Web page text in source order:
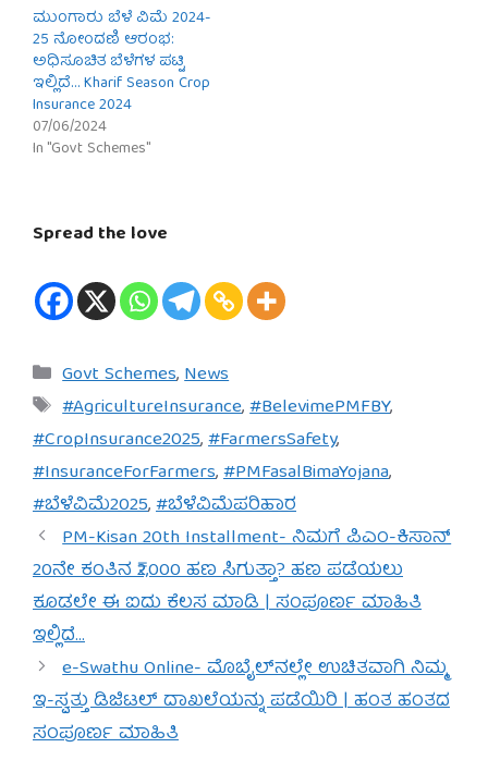
ಮುಂಗಾರು ಬೆಳೆ ವಿಮೆ 2024-
25 ನೋಂದಣಿ ಆರಂಭ:
ಅಧಿಸೂಚಿತ ಬೆಳೆಗಳ ಪಟ್ಟಿ
ಇಲ್ಲಿದೆ… Kharif Season Crop
Insurance 2024
07/06/2024
In "Govt Schemes"
Spread the love
Categories
Govt Schemes,News
Tags
#AgricultureInsurance,#BelevimePMFBY,
#CropInsurance2025,#FarmersSafety,
#InsuranceForFarmers,#PMFasalBimaYojana,
#ಬೆಳೆವಿಮೆ2025,#ಬೆಳೆವಿಮೆಪರಿಹಾರ
PM-Kisan 20th Installment- ನಿಮಗೆ ಪಿಎಂ-ಕಿಸಾನ್
20ನೇ ಕಂತಿನ ₹2,000 ಹಣ ಸಿಗುತ್ತಾ? ಹಣ ಪಡೆಯಲು
ಕೂಡಲೇ ಈ ಐದು ಕೆಲಸ ಮಾಡಿ | ಸಂಪೂರ್ಣ ಮಾಹಿತಿ
ಇಲ್ಲಿದೆ…
e-Swathu Online- ಮೊಬೈಲ್‌ನಲ್ಲೇ ಉಚಿತವಾಗಿ ನಿಮ್ಮ
ಇ-ಸ್ವತ್ತು ಡಿಜಿಟಲ್ ದಾಖಲೆಯನ್ನು ಪಡೆಯಿರಿ | ಹಂತ ಹಂತದ
ಸಂಪೂರ್ಣ ಮಾಹಿತಿ